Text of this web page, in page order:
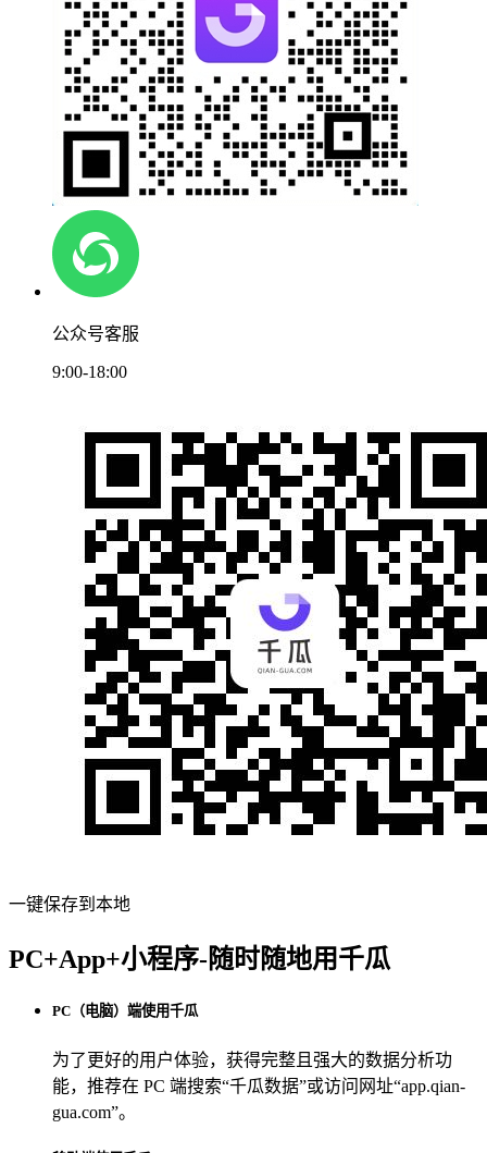
公众号客服
9:00-18:00
一键保存到本地
PC+App+小程序-随时随地用千瓜
PC（电脑）端使用千瓜
为了更好的用户体验，获得完整且强大的数据分析功
能，推荐在 PC 端搜索“千瓜数据”或访问网址“app.qian-
gua.com”。